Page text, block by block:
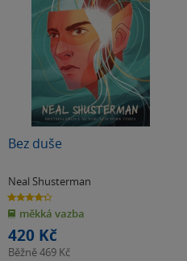
Bez duše
Neal Shusterman
4.3
z
5
hvězdiček
měkká vazba
420 Kč
Běžně469 Kč